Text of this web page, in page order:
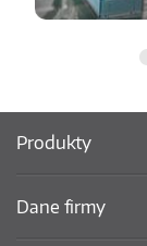
Produkty
Dane firmy